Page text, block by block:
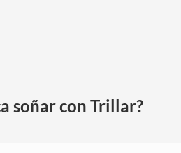
soñar con Trillar?